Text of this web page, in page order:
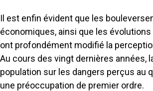
Il est enfin évident que les
économiques, ainsi que les
ont profondément modifié la
Au cours des vingt dernières années,
population sur les dangers perçus au
une préoccupation de premier ordre.